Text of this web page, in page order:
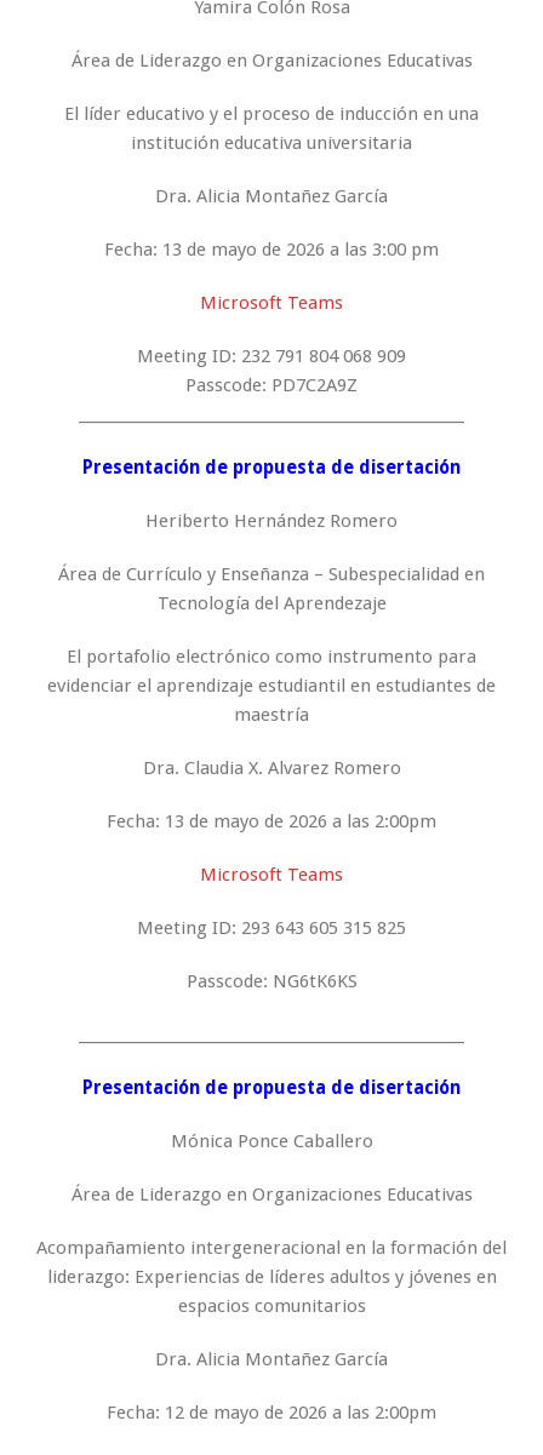
Yamira Colón Rosa
Área de Liderazgo en Organizaciones Educativas
El líder educativo y el proceso de inducción en una
institución educativa universitaria
Dra. Alicia Montañez García
Fecha: 13 de mayo de 2026 a las 3:00 pm
Microsoft Teams
Meeting ID: 232 791 804 068 909
Passcode: PD7C2A9Z
Presentación de propuesta de disertación
Heriberto Hernández Romero
Área de Currículo y Enseñanza – Subespecialidad en
Tecnología del Aprendezaje
El portafolio electrónico como instrumento para
evidenciar el aprendizaje estudiantil en estudiantes de
maestría
Dra. Claudia X. Alvarez Romero
Fecha: 13 de mayo de 2026 a las 2:00pm
Microsoft Teams
Meeting ID: 293 643 605 315 825
Passcode: NG6tK6KS
Presentación de propuesta de disertación
Mónica Ponce Caballero
Área de Liderazgo en Organizaciones Educativas
Acompañamiento intergeneracional en la formación del
liderazgo: Experiencias de líderes adultos y jóvenes en
espacios comunitarios
Dra. Alicia Montañez García
Fecha: 12 de mayo de 2026 a las 2:00pm